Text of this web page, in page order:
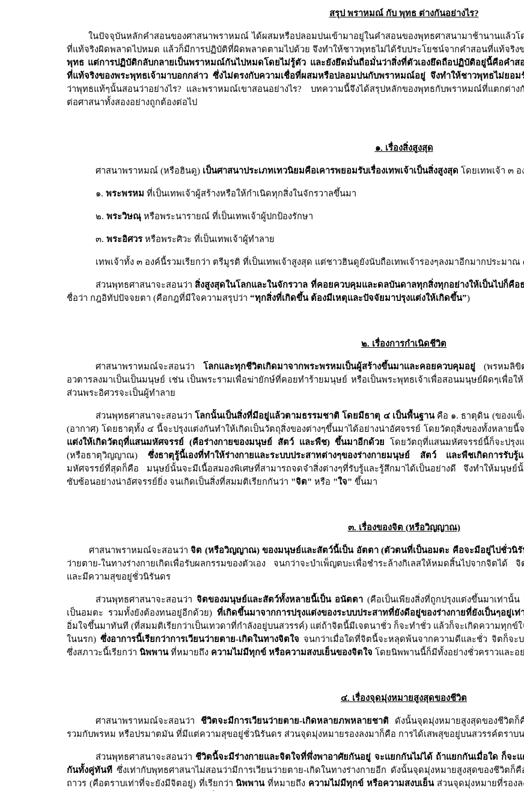
สรุป พราหมณ์ กับ พุทธ ต่างกันอย่างไร?
ในปัจจุบันหลักคำสอนของศาสนาพราหมณ์ ได้ผสมหรือปลอมปนเข้ามาอยู่ในคำสอนของพุทธศาสนามาช้านานแล้วโ
ที่แท้จริงผิดพลาดไปหมด แล้วก็มีการปฏิบัติที่ผิดพลาดตามไปด้วย จึงทำให้ชาวพุทธไม่ได้รับประโยชน์จากคำสอนที่แท้จริง
พุทธ แต่การปฏิบัติกลับกลายเป็นพราหมณ์กันไปหมดโดยไม่รู้ตัว และยังยึดมั่นถือมั่นว่าสิ่งที่ตัวเองยึดถือปฏิบัติอยู่นี้คือคำส
ที่แท้จริงของพระพุทธเจ้ามาบอกกล่าว ซึ่งไม่ตรงกับความเชื่อที่ผสมหรือปลอมปนกับพราหมณ์อยู่ จึงทำให้ชาวพุทธไม่ยอ
ว่าพุทธแท้ๆนั้นสอนว่าอย่างไร? และพราหมณ์เขาสอนอย่างไร?
บทความนี้จึงได้สรุปหลักของพุทธกับพราหมณ์ที่แตกต่างกั
ต่อศาสนาทั้งสองอย่างถูกต้องต่อไป
๑. เรื่องสิ่งสูงสุด
ศาสนาพราหมณ์ (หรือฮินดู) เป็นศาสนาประเภทเทวนิยมคือเคารพยอมรับเรื่องเทพเจ้าเป็นสิ่งสูงสุด โดยเทพเจ้า ๓
๑. พระพรหม ที่เป็นเทพเจ้าผู้สร้างหรือให้กำเนิดทุกสิ่งในจักรวาลขึ้นมา
๒. พระวิษณุ หรือพระนารายณ์ ที่เป็นเทพเจ้าผู้ปกป้องรักษา
๓. พระอิศวร หรือพระศิวะ ที่เป็นเทพเจ้าผู้ทำลาย
เทพเจ้าทั้ง ๓ องค์นี้รวมเรียกว่า ตรีมูรติ ที่เป็นเทพเจ้าสูงสุด แต่ชาวฮินดูยังนับถือเทพเจ้ารองๆลงมาอีกมากประมาณ
ส่วนพุทธศาสนาจะสอนว่า สิ่งสูงสุดในโลกและในจักรวาล ที่คอยควบคุมและดลบันดาลทุกสิ่งทุกอย่างให้เป็นไปก็คื
ชื่อว่า กฎอิทัปปัจจยตา (คือกฎที่มีใจความสรุปว่า “ทุกสิ่งที่เกิดขึ้น ต้องมีเหตุและปัจจัยมาปรุงแต่งให้เกิดขึ้น”)
๒. เรื่องการกำเนิดชีวิต
ศาสนาพราหมณ์จะสอนว่า โลกและทุกชีวิตเกิดมาจากพระพรหมเป็นผู้สร้างขึ้นมาและคอยควบคุมอยู่ (พรหมลิขิ
อวตารลงมาเป็นเป็นมนุษย์ เช่น เป็นพระรามเพื่อฆ่ายักษ์ที่คอยทำร้ายมนุษย์ หรือเป็นพระพุทธเจ้าเพื่อสอนมนุษย์ผิดๆเพื่อ
ส่วนพระอิศวรจะเป็นผู้ทำลาย
ส่วนพุทธศาสนาจะสอนว่าโลกนั้นเป็นสิ่งที่มีอยู่แล้วตามธรรมชาติ โดยมีธาตุ ๔ เป็นพื้นฐาน คือ ๑. ธาตุดิน (ของแข็
(อากาศ) โดยธาตุทั้ง ๔ นี้จะปรุงแต่งกันทำให้เกิดเป็นวัตถุสิ่งของต่างๆขึ้นมาได้อย่างน่าอัศจรรย์ โดยวัตถุสิ่งของทั้งหลาย
แต่งให้เกิดวัตถุที่แสนมหัศจรรย์ (คือร่างกายของมนุษย์ สัตว์ และพืช) ขึ้นมาอีกด้วย โดยวัตถุที่แสนมหัศจรรย์นี้ก็จะปรุ
(หรือธาตุวิญญาณ) ซึ่งธาตุรู้นี้เองที่ทำให้ร่างกายและระบบประสาทต่างๆของร่างกายมนุษย์ สัตว์ และพืชเกิดการรับรู้
มหัศจรรย์ที่สุดก็คือ มนุษย์นั้นจะมีเนื้อสมองพิเศษที่สามารถจดจำสิ่งต่างๆที่รับรู้และรู้สึกมาได้เป็นอย่างดี จึงทำให้มนุษย์
ซับซ้อนอย่างน่าอัศจรรย์ยิ่ง จนเกิดเป็นสิ่งที่สมมติเรียกกันว่า "จิต" หรือ "ใจ" ขึ้นมา
๓. เรื่องของจิต (หรือวิญญาณ)
ศาสนาพราหมณ์จะสอนว่าจิต (หรือวิญญาณ) ของมนุษย์และสัตว์นี้เป็น อัตตา (ตัวตนที่เป็นอมตะ คือจะมีอยู่ไปชั่วนิ
ว่ายตาย-ในทางร่างกายเกิดเพื่อรับผลกรรมของตัวเอง จนกว่าจะบำเพ็ญตบะเพื่อชำระล้างกิเลสให้หมดสิ้นไปจากจิตได้
และมีความสุขอยู่ชั่วนิรันดร
ส่วนพุทธศาสนาจะสอนว่า จิตของมนุษย์และสัตว์ทั้งหลายนี้เป็น อนัตตา (คือเป็นเพียงสิ่งที่ถูกปรุงแต่งขึ้นมาเท่านั้
เป็นอมตะ รวมทั้งยังต้องทนอยู่อีกด้วย) ที่เกิดขึ้นมาจากการปรุงแต่งของระบบประสาทที่ยังดีอยู่ของร่างกายที่ยังเป็นๆอยู่เ
อิ่มใจขึ้นมาทันที (ที่สมมติเรียกว่าเป็นเทวดาที่กำลังอยู่บนสวรรค์) แต่ถ้าจิตนี้มีเจตนาชั่ว ก็จะทำชั่ว แล้วก็จะเกิดความทุกข์
ในนรก) ซึ่งอาการนี้เรียกว่าการเวียนว่ายตาย-เกิดในทางจิตใจ จนกว่าเมื่อใดที่จิตนี้จะหลุดพ้นจากความดีและชั่ว จิตก็จะ
ซึ่งสภาวะนี้เรียกว่า นิพพานที่หมายถึง ความไม่มีทุกข์ หรือความสงบเย็นของจิตใจ โดยนิพพานนี้ก็มีทั้งอย่างชั่วคราวและอ
๔. เรื่องจุดมุ่งหมายสูงสุดของชีวิต
ศาสนาพราหมณ์จะสอนว่า ชีวิตจะมีการเวียนว่ายตาย-เกิดหลายภพหลายชาติดังนั้นจุดมุ่งหมายสูงสุดของชีวิตก็คื
รวมกับพรหม หรือปรมาตมัน ที่มีแต่ความสุขอยู่ชั่วนิรันดร ส่วนจุดมุ่งหมายรองลงมาก็คือ การได้เสพสุขอยู่บนสวรรค์ตราบ
ส่วนพุทธศาสนาจะสอนว่า ชีวิตนี้จะมีร่างกายและจิตใจที่พึ่งพาอาศัยกันอยู่ จะแยกกันไม่ได้ ถ้าแยกกันเมื่อใด ก็จะ
กันทั้งคู่ทันที ซึ่งเท่ากับพุทธศาสนาไม่สอนว่ามีการเวียนว่ายตาย-เกิดในทางร่างกายอีก ดังนั้นจุดมุ่งหมายสูงสุดของชีวิตก็
ถาวร (คือตราบเท่าที่จะยังมีจิตอยู่) ที่เรียกว่านิพพานที่หมายถึง ความไม่มีทุกข์ หรือความสงบเย็นส่วนจุดมุ่งหมายที่รอง